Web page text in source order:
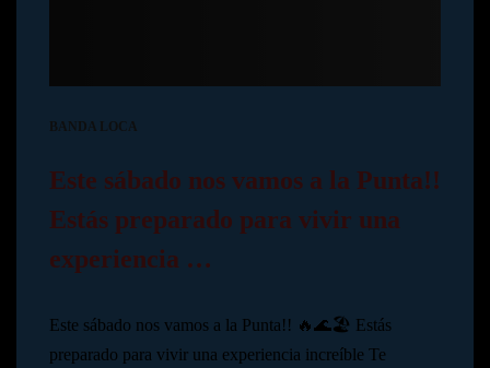
BANDA LOCA
Este sábado nos vamos a la Punta!!
Estás preparado para vivir una
experiencia …
Este sábado nos vamos a la Punta!! 🔥🌊🏖️ Estás
preparado para vivir una experiencia increíble Te